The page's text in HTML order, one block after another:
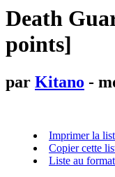
Death
points]
par Kitano -
Imprimer la
Copier cette
Liste au